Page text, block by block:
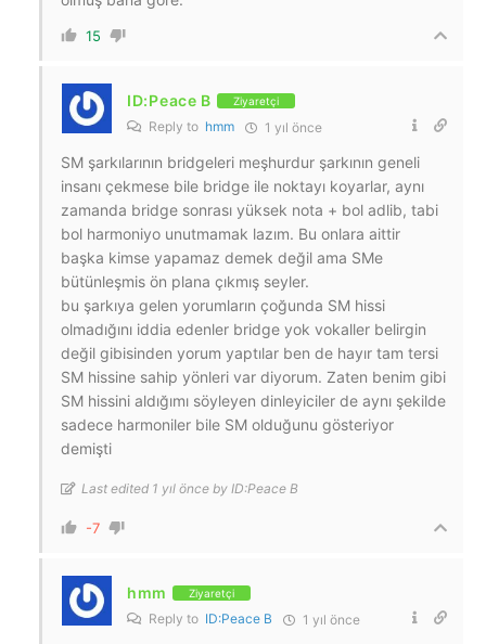
15
ID:Peace B Ziyaretçi
Reply to hmm 1 yıl önce
SM şarkılarının bridgeleri meşhurdur şarkının geneli
insanı çekmese bile bridge ile noktayı koyarlar, aynı
zamanda bridge sonrası yüksek nota + bol adlib, tabi
bol harmoniyo unutmamak lazım. Bu onlara aittir
başka kimse yapamaz demek değil ama SMe
bütünleşmis ön plana çıkmış seyler.
bu şarkıya gelen yorumların çoğunda SM hissi
olmadığını iddia edenler bridge yok vokaller belirgin
değil gibisinden yorum yaptılar ben de hayır tam tersi
SM hissine sahip yönleri var diyorum. Zaten benim gibi
SM hissini aldığımı söyleyen dinleyiciler de aynı şekilde
sadece harmoniler bile SM olduğunu gösteriyor
demişti
Last edited 1 yıl önce by ID:Peace B
-7
hmm Ziyaretçi
Reply to ID:Peace B 1 yıl önce